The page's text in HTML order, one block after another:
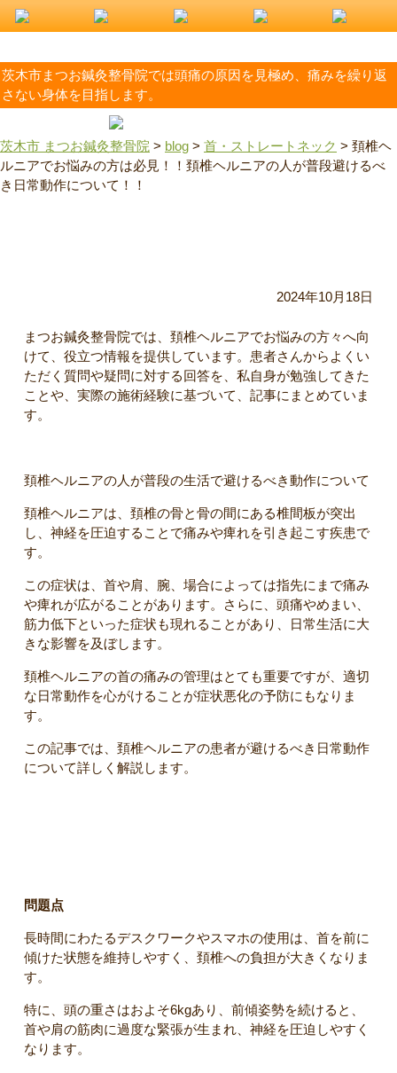
茨木市まつお鍼灸整骨院では頭痛の原因を見極め、痛みを繰り返
さない身体を目指します。
茨木市 まつお鍼灸整骨院 > blog > 首・ストレートネック > 頚椎ヘ
ルニアでお悩みの方は必見！！頚椎ヘルニアの人が普段避けるべ
き日常動作について！！
2024年10月18日
まつお鍼灸整骨院では、頚椎ヘルニアでお悩みの方々へ向
けて、役立つ情報を提供しています。患者さんからよくい
ただく質問や疑問に対する回答を、私自身が勉強してきた
ことや、実際の施術経験に基づいて、記事にまとめていま
す。
頚椎ヘルニアの人が普段の生活で避けるべき動作について
頚椎ヘルニアは、頚椎の骨と骨の間にある椎間板が突出
し、神経を圧迫することで痛みや痺れを引き起こす疾患で
す。
この症状は、首や肩、腕、場合によっては指先にまで痛み
や痺れが広がることがあります。さらに、頭痛やめまい、
筋力低下といった症状も現れることがあり、日常生活に大
きな影響を及ぼします。
頚椎ヘルニアの首の痛みの管理はとても重要ですが、適切
な日常動作を心がけることが症状悪化の予防にもなりま
す。
この記事では、頚椎ヘルニアの患者が避けるべき日常動作
について詳しく解説します。
問題点
長時間にわたるデスクワークやスマホの使用は、首を前に
傾けた状態を維持しやすく、頚椎への負担が大きくなりま
す。
特に、頭の重さはおよそ6kgあり、前傾姿勢を続けると、
首や肩の筋肉に過度な緊張が生まれ、神経を圧迫しやすく
なります。